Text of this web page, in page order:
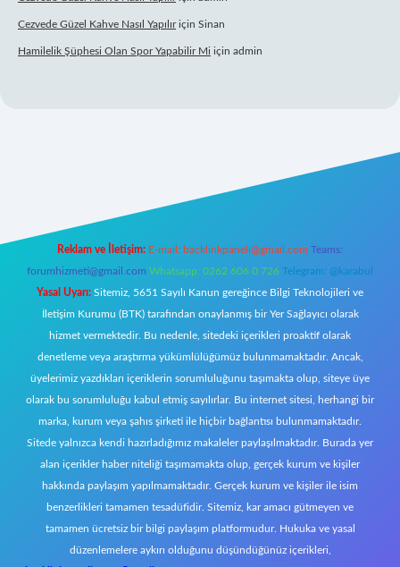
Cezvede Güzel Kahve Nasıl Yapılıriçin Sinan
Hamilelik Şüphesi Olan Spor Yapabilir Mi için admin
betexper.xyz
Reklam ve İletişim: E-mail: backlinkpaneli@gmail.com Teams:
forumhizmeti@gmail.com Whatsapp: 0262 606 0 726 Telegram: @karabul
Yasal Uyarı: Sitemiz, 5651 Sayılı Kanun gereğince Bilgi Teknolojileri ve
İletişim Kurumu (BTK) tarafından onaylanmış bir Yer Sağlayıcı olarak
hizmet vermektedir. Bu nedenle, sitedeki içerikleri proaktif olarak
denetleme veya araştırma yükümlülüğümüz bulunmamaktadır. Ancak,
üyelerimiz yazdıkları içeriklerin sorumluluğunu taşımakta olup, siteye üye
olarak bu sorumluluğu kabul etmiş sayılırlar. Bu internet sitesi, herhangi bir
marka, kurum veya şahıs şirketi ile hiçbir bağlantısı bulunmamaktadır.
Sitede yalnızca kendi hazırladığımız makaleler paylaşılmaktadır. Burada yer
alan içerikler haber niteliği taşımamakta olup, gerçek kurum ve kişiler
hakkında paylaşım yapılmamaktadır. Gerçek kurum ve kişiler ile isim
benzerlikleri tamamen tesadüfidir. Sitemiz, kar amacı gütmeyen ve
tamamen ücretsiz bir bilgi paylaşım platformudur. Hukuka ve yasal
düzenlemelere aykırı olduğunu düşündüğünüz içerikleri,